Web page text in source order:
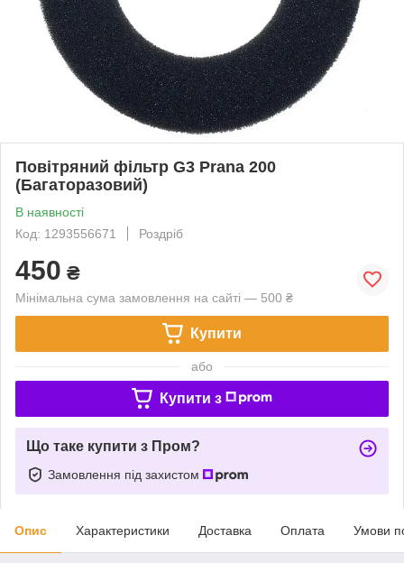
Повітряний фільтр G3 Prana 200
(Багаторазовий)
В наявності
Код: 1293556671
Роздріб
450 ₴
Мінімальна сума замовлення на сайті — 500 ₴
Купити
або
Купити з
Що таке купити з Пром?
Замовлення під захистом
Опис Характеристики Доставка Оплата Умови